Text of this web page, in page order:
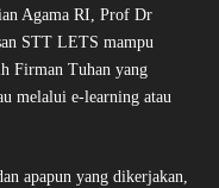
Agama RI, Prof Dr
STT LETS mampu
Firman Tuhan yang
melalui e-learning atau
apapun yang dikerjakan,